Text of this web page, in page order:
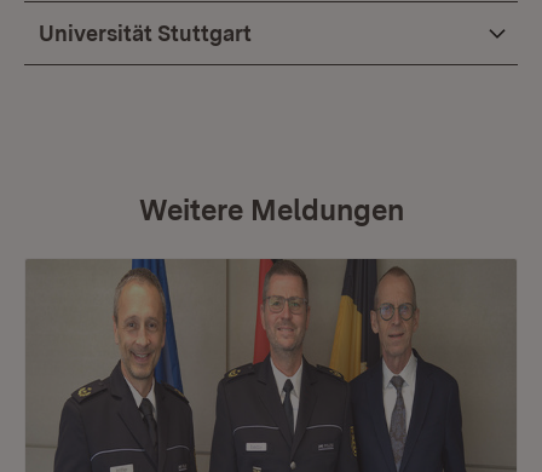
Universität Stuttgart
Weitere Meldungen